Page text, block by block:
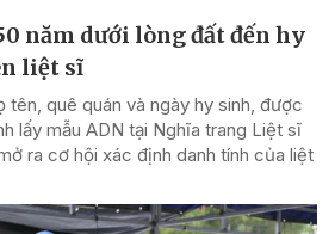
năm dưới lòng đất đến hy
liệt sĩ
tên, quê quán và ngày hy sinh, được
lấy mẫu ADN tại Nghĩa trang Liệt sĩ
ra cơ hội xác định danh tính của liệt